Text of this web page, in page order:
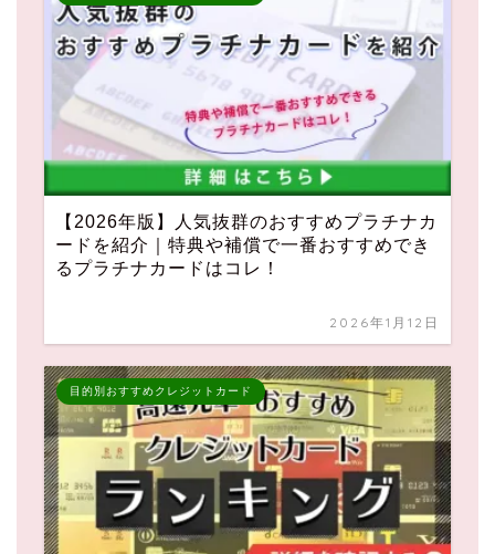
【2026年版】人気抜群のおすすめプラチナカ
ードを紹介｜特典や補償で一番おすすめでき
るプラチナカードはコレ！
2026年1月12日
目的別おすすめクレジットカード